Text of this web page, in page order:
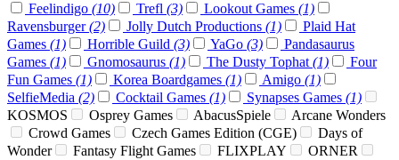
Feelindigo (10) Trefl (3) Lookout Games (1)
Ravensburger(2) Jolly Dutch Productions (1)
Plaid Hat
Games (1) Horrible Guild (3) YaGo (3)
Pandasaurus
Games (1) Gnomosaurus (1) The Dusty Tophat (1)
Four
Fun Games (1) Korea Boardgames (1) Amigo (1)
SelfieMedia (2) Cocktail Games (1) Synapses Games (1)
KOSMOS
Osprey Games AbacusSpiele
Arcane Wonders
Crowd Games
Czech Games Edition (CGE)
Days of
Wonder
Fantasy Flight Games FLIXPLAY
ORNER